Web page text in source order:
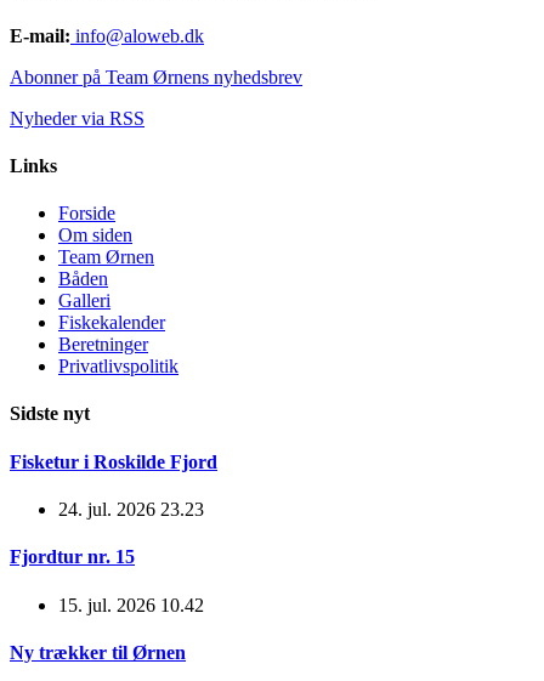
E-mail: info@aloweb.dk
Abonner på Team Ørnens nyhedsbrev
Nyheder via RSS
Links
Forside
Om siden
Team Ørnen
Båden
Galleri
Fiskekalender
Beretninger
Privatlivspolitik
Sidste nyt
Fisketur i Roskilde Fjord
24. jul. 2026 23.23
Fjordtur nr. 15
15. jul. 2026 10.42
Ny trækker til Ørnen